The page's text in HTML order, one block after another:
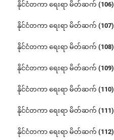
နိုင်ငံတကာ ရေးရာ မိတ်ဆက် (106)
နိုင်ငံတကာ ရေးရာ မိတ်ဆက် (107)
နိုင်ငံတကာ ရေးရာ မိတ်ဆက် (108)
နိုင်ငံတကာ ရေးရာ မိတ်ဆက် (109)
နိုင်ငံတကာ ရေးရာ မိတ်ဆက် (110)
နိုင်ငံတကာ ရေးရာ မိတ်ဆက် (111)
နိုင်ငံတကာ ရေးရာ မိတ်ဆက် (112)